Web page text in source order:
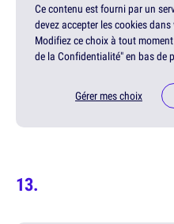
Ce contenu est fourni par un
devez accepter les cookies
Modifiez ce choix à tout
de la Confidentialité" en bas de
Gérer mes choix